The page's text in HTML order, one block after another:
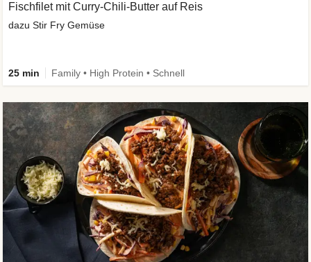
Fischfilet mit Curry-Chili-Butter auf Reis
dazu Stir Fry Gemüse
25 min Family • High Protein • Schnell